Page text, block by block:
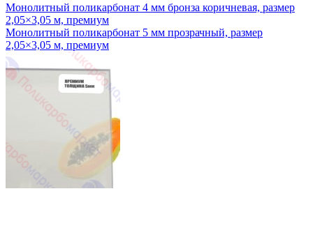
Монолитный поликарбонат 4 мм бронза коричневая, размер
2,05×3,05 м, премиум
Монолитный поликарбонат 5 мм прозрачный, размер
2,05×3,05 м, премиум